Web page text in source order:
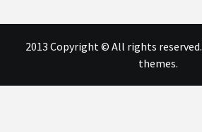
2013 Copyright © All rights reserved.
themes.